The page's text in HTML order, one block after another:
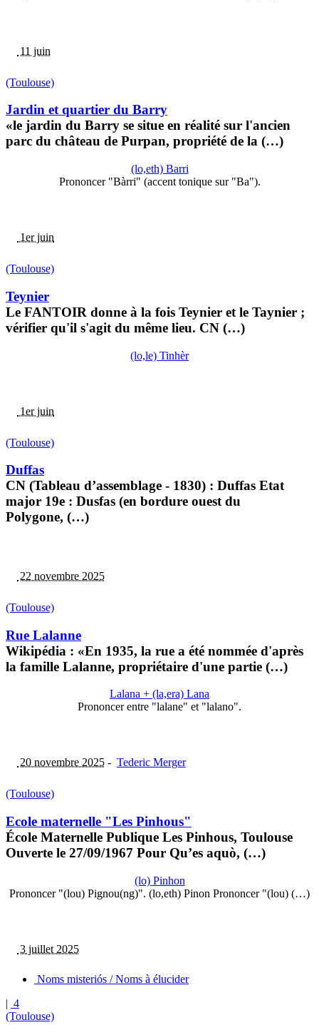
11 juin
(Toulouse)
Jardin et quartier du Barry
«le jardin du Barry se situe en réalité sur l'ancien
parc du château de Purpan, propriété de la (…)
(lo,eth) Barri
Prononcer "Bàrri" (accent tonique sur "Ba").
1er juin
(Toulouse)
Teynier
Le FANTOIR donne à la fois Teynier et le Taynier ;
vérifier qu'il s'agit du même lieu. CN (…)
(lo,le) Tinhèr
1er juin
(Toulouse)
Duffas
CN (Tableau d’assemblage - 1830) : Duffas Etat
major 19e : Dusfas (en bordure ouest du
Polygone, (…)
22 novembre 2025
(Toulouse)
Rue Lalanne
Wikipédia : «En 1935, la rue a été nommée d'après
la famille Lalanne, propriétaire d'une partie (…)
Lalana + (la,era) Lana
Prononcer entre "lalane" et "lalano".
20 novembre 2025 - Tederic Merger
(Toulouse)
Ecole maternelle "Les Pinhous"
École Maternelle Publique Les Pinhous, Toulouse
Ouverte le 27/09/1967 Pour Qu’es aquò, (…)
(lo) Pinhon
Prononcer "(lou) Pignou(ng)". (lo,eth) Pinon Prononcer "(lou) (…)
3 juillet 2025
Noms misteriós / Noms à élucider
| 4
(Toulouse)